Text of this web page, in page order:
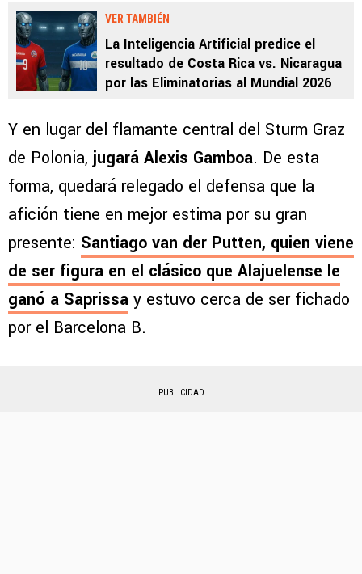
VER TAMBIÉN
La Inteligencia Artificial predice el
resultado de Costa Rica vs. Nicaragua
por las Eliminatorias al Mundial 2026
Y en lugar del flamante central del Sturm Graz
de Polonia, jugará Alexis Gamboa. De esta
forma, quedará relegado el defensa que la
afición tiene en mejor estima por su gran
presente: Santiago van der Putten, quien viene
de ser figura en el clásico que Alajuelense le
ganó a Saprissa y estuvo cerca de ser fichado
por el Barcelona B.
PUBLICIDAD